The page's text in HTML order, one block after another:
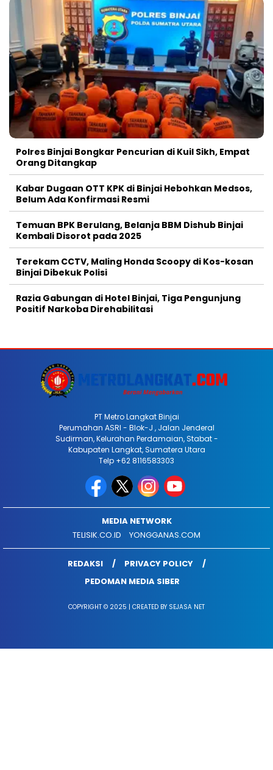
Polres Binjai Bongkar Pencurian di Kuil Sikh, Empat
Orang Ditangkap
Kabar Dugaan OTT KPK di Binjai Hebohkan Medsos,
Belum Ada Konfirmasi Resmi
Temuan BPK Berulang, Belanja BBM Dishub Binjai
Kembali Disorot pada 2025
Terekam CCTV, Maling Honda Scoopy di Kos-kosan
Binjai Dibekuk Polisi
Razia Gabungan di Hotel Binjai, Tiga Pengunjung
Positif Narkoba Direhabilitasi
PT Metro Langkat Binjai
Perumahan ASRI - Blok-J , Jalan Jenderal
Sudirman, Kelurahan Perdamaian, Stabat -
Kabupaten Langkat, Sumatera Utara
Telp +62 8116583303
MEDIA NETWORK
TELISIK.CO.ID
YONGGANAS.COM
REDAKSI
PRIVACY POLICY
PEDOMAN MEDIA SIBER
COPYRIGHT © 2025 | CREATED BY SEJASA NET